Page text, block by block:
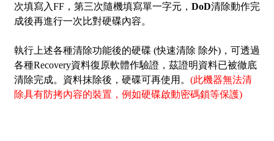
次填寫入FF，第三次隨機填寫單一字元， DoD清除動作完
成後再進行一次比對硬碟內容。
執行上述各種清除功能後的硬碟 (快速清除 除外)，可透過
各種Recovery資料復原軟體作驗證，茲證明資料已被徹底
清除完成。資料抹除後，硬碟可再使用。 (此機器無法清
除具有防拷內容的裝置，例如硬碟啟動密碼鎖等保護)